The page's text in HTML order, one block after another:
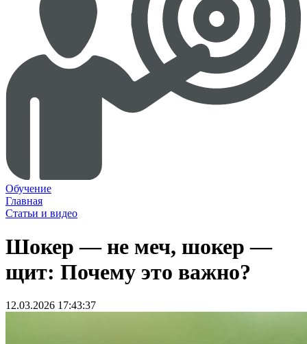
Обучение
Главная
Статьи и видео
Шокер — не меч, шокер —
щит: Почему это важно?
12.03.2026 17:43:37